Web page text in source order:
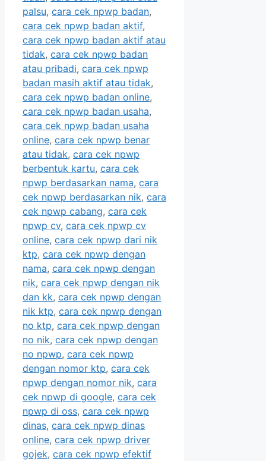
palsu, cara cek npwp badan,
cara cek npwp badan aktif,
cara cek npwp badan aktif atau
tidak, cara cek npwp badan
atau pribadi, cara cek npwp
badan masih aktif atau tidak,
cara cek npwp badan online,
cara cek npwp badan usaha,
cara cek npwp badan usaha
online, cara cek npwp benar
atau tidak, cara cek npwp
berbentuk kartu, cara cek
npwp berdasarkan nama, cara
cek npwp berdasarkan nik, cara
cek npwp cabang, cara cek
npwp cv, cara cek npwp cv
online, cara cek npwp dari nik
ktp, cara cek npwp dengan
nama, cara cek npwp dengan
nik, cara cek npwp dengan nik
dan kk, cara cek npwp dengan
nik ktp, cara cek npwp dengan
no ktp, cara cek npwp dengan
no nik, cara cek npwp dengan
no npwp, cara cek npwp
dengan nomor ktp, cara cek
npwp dengan nomor nik, cara
cek npwp di google, cara cek
npwp di oss, cara cek npwp
dinas, cara cek npwp dinas
online, cara cek npwp driver
gojek, cara cek npwp efektif